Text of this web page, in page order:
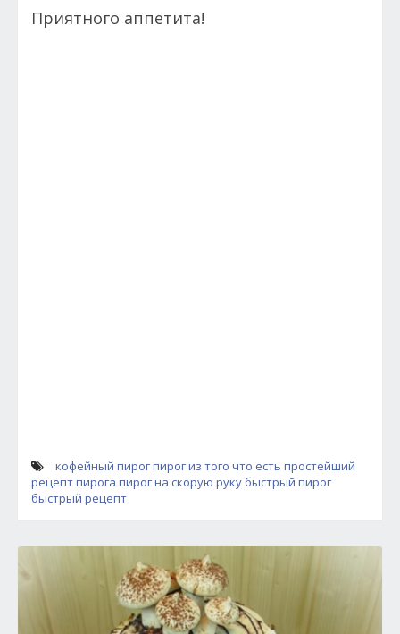
Приятного аппетита!
кофейный пирогпирог из того что есть простейший
рецепт пирога пирог на скорую руку быстрый пирог
быстрый рецепт